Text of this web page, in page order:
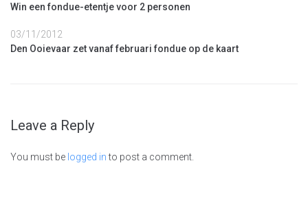
Win een fondue-etentje voor 2 personen
03/11/2012
Den Ooievaar zet vanaf februari fondue op de kaart
Leave a Reply
You must be logged into post a comment.